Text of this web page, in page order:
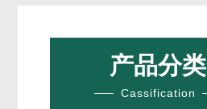
产品分类
Cassification